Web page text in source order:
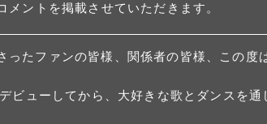
メントを掲載させていただきます。
ったファンの皆様、関係者の皆様、この度
ビューしてから、大好きな歌とダンスを